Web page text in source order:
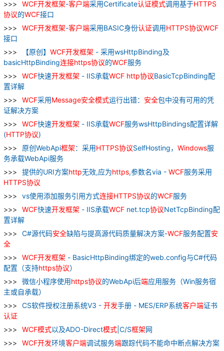
WCF开发框架-客户端采用Certificate认证模式调用基于HTTPS
协议的WCF接口
WCF开发框架-客户端采用BASIC身份认证调用HTTPS协议WCF
接口
【原创】 WCF开发框架 - 采用wsHttpBinding及
basicHttpBinding连接https协议的WCF服务
WCF快速开发框架 - IIS承载WCF http协议BasicTcpBinding配
置详解
WCF采用Message安全模式运行出错： 安全包中没有可用的凭
证解决方案
WCF快速开发框架 - IIS承载WCF服务wsHttpBindings配置详解
(HTTP协议)
原创WebApi框架：采用HTTPS协议SelfHosting， Windows服
务承载WebApi服务
提供的URI方案http无效,应为https,参数名via - WCF服务采用
HTTPS协议
vs使用添加服务引用方式连接HTTPS协议的WCF服务
WCF快速开发框架 - IIS承载WCF net.tcp协议NetTcpBinding配
置详解
C#源代码安全缺陷与提高源代码质量解决方案-WCF服务配置安
全
WCF开发框架 - BasicHttpBinding绑定的web.config与C#代码
配置（支持https协议）
微信小程序使用https协议的WebApi后端应用服务（Win服务宿
主或自承载）
CS软件授权注册系统V3 - 开发手册 - MES/ERP系统客户端证书
认证
WCF模式以及ADO-Direct模式 |C/S框架网
WCF开发环境客户端调试服务端跟踪代码不能命中断点解决方案